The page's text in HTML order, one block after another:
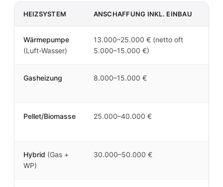
HEIZSYSTEM ANSCHAFFUNG INKL. EINBAU
Wärmepumpe
(Luft-Wasser)
13.000–25.000 € (netto oft
5.000–15.000 €)
Gasheizung 8.000–15.000 €
Pellet/Biomasse 25.000–40.000 €
Hybrid (Gas +
WP)
30.000–50.000 €